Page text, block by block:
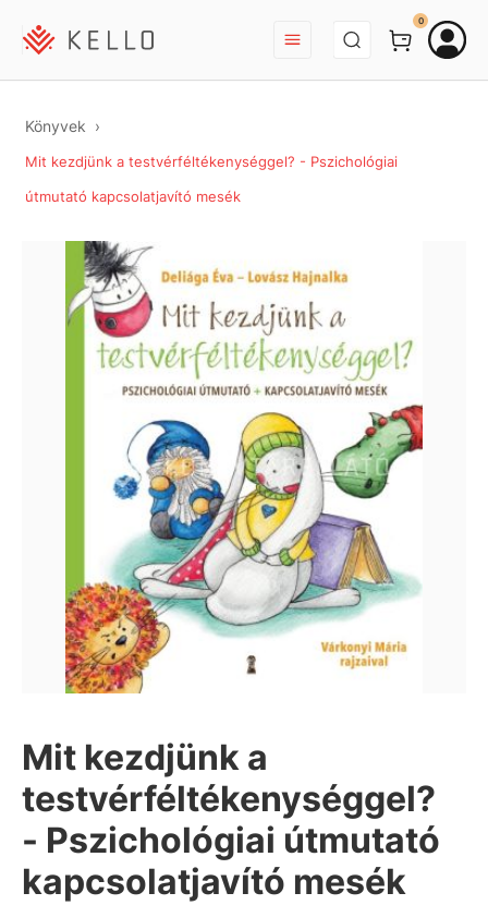
BEJELENTKEZÉS
0
Könyvek
Mit kezdjünk a testvérféltékenységgel? - Pszichológiai
útmutató kapcsolatjavító mesék
Mit kezdjünk a
testvérféltékenységgel?
- Pszichológiai útmutató
kapcsolatjavító mesék